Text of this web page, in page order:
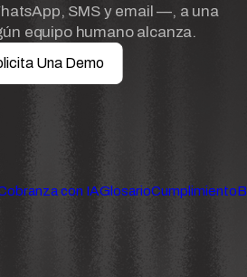
SMS y email —, a una
equipo humano alcanza.
Una Demo
con IAGlosarioCumplimiento